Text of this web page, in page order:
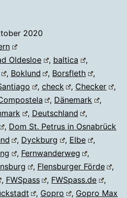
2020
Oldesloe , baltica
,
, Boklund , Borsfleth
,
, check , Checker
,
, Dänemark
,
, Deutschland
,
, Dom St. Petrus in Osnabrück
, Dyckburg , Elbe
,
, Fernwanderweg
,
, Flensburger Förde
,
, FWSpass , FWSpass.de
,
, Gopro , Gopro Max